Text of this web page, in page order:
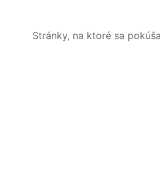
Stránky, na ktoré sa